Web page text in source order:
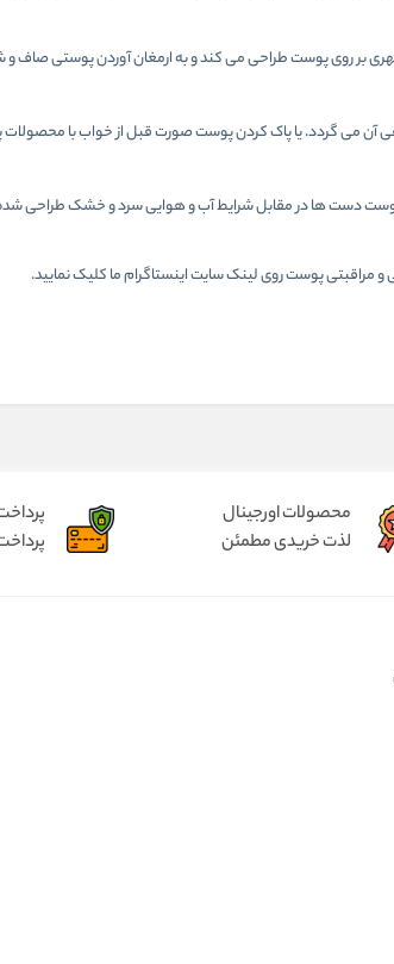
بر روی پوست طراحی می کند و به ارمغان آوردن پوستی صاف
می گردد. یا پاک کردن پوست صورت قبل از خواب با محصولات
از پوست دست ها در مقابل شرایط آب و هوایی سرد و خشک طراحی
و مراقبتی پوست روی لینک سایتاینستاگرامما کلیک نمایید.
محصولات اورجینال
لذت خریدی مطمئن